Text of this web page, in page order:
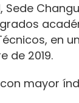
Sede
en
de 2019.
mayor